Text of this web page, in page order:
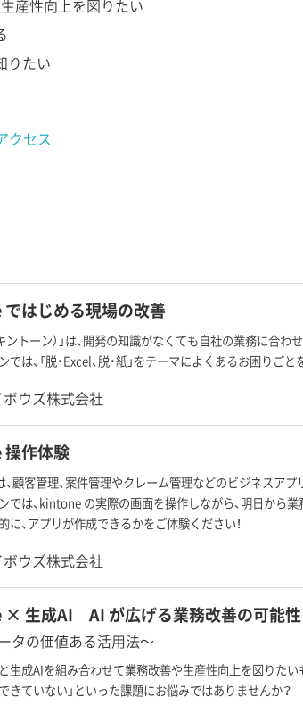
産性向上を図りたい
りたい
クセス
はじめる現場の改善
ントーン）」は、開発の知識がなくても自社の業務に合
では、「脱・Excel、脱・紙」をテーマによくあるお困り
ボウズ株式会社
作体験
、顧客管理、案件管理やクレーム管理などのビジネスア
では、kintone の実際の画面を操作しながら、明日から
に、アプリが作成できるかをご体験ください！
ボウズ株式会社
生成AI AI が広げる業務改善の可能性
タの価値ある活用法〜
生成AIを組み合わせて業務改善や生産性向上を図りたい
きていない」といった課題にお悩みではありませんか？